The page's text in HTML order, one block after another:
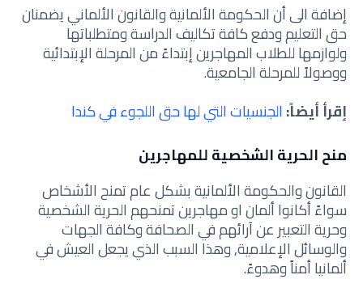
إضافة الى أن الحكومة الألمانية والقانون الألماني يضمنان
حق التعليم ودفع كافة تكاليف الدراسة ومتطلباتها
ولوازمها للطلاب المهاجرين إبتداءً من المرحلة الإبتدائية
ووصولاً للمرحلة الجامعية.
إقرأ أيضاً:الجنسيات التي لها حق اللجوء في كندا
منح الحرية الشخصية للمهاجرين
القانون والحكومة الألمانية بشكل عام تمنح الأشخاص
سواءً أكانوا ألمان او مهاجرين تمنحهم الحرية الشخصية
وحرية التعبير عن آرائهم في الصحافة وكافة الجهات
والوسائل الإعلامية,وهذا السبب الذي يجعل العيش في
ألمانيا أمناً وهدوءً.